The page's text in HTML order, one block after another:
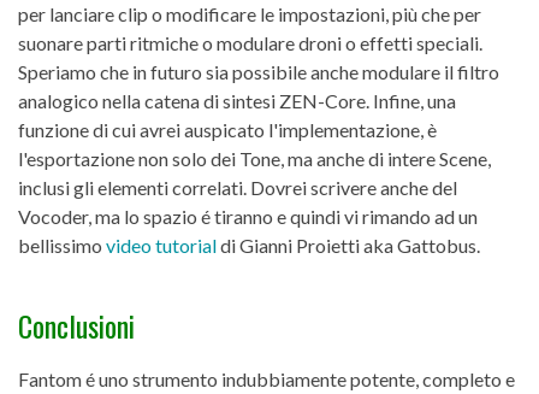
per lanciare clip o modificare le impostazioni, più che per
suonare parti ritmiche o modulare droni o effetti speciali.
Speriamo che in futuro sia possibile anche modulare il filtro
analogico nella catena di sintesi ZEN-Core. Infine, una
funzione di cui avrei auspicato l'implementazione, è
l'esportazione non solo dei Tone, ma anche di intere Scene,
inclusi gli elementi correlati. Dovrei scrivere anche del
Vocoder, ma lo spazio é tiranno e quindi vi rimando ad un
bellissimo video tutorialdi Gianni Proietti aka Gattobus.
Conclusioni
Fantom é uno strumento indubbiamente potente, completo e